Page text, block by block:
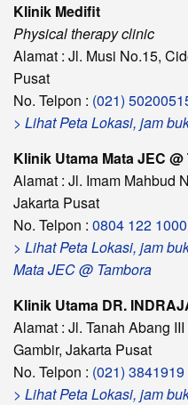
Klinik Medifit
Physical therapy clinic
Alamat : Jl. Musi No.15,
Pusat
No. Telpon : (021)
> Lihat Peta Lokasi, jam
Klinik Utama Mata JEC
Alamat : Jl. Imam Mahbud
Jakarta Pusat
No. Telpon : 0804 122 1000
> Lihat Peta Lokasi, jam
Mata JEC @ Tambora
Klinik Utama DR.
Alamat : Jl. Tanah Abang
Gambir, Jakarta Pusat
No. Telpon : (021) 3841919
> Lihat Peta Lokasi, jam